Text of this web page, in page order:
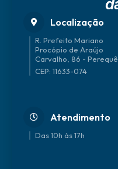
Localização
R. Prefeito Mariano
Procópio de Araújo
Carvalho, 86 - Perequê
CEP: 11633-074
Atendimento
Das 10h às 17h